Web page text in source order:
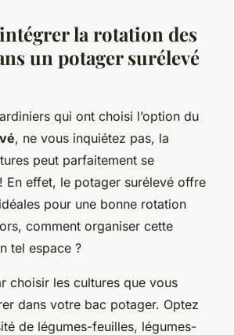
la rotation des
un potager surélevé
qui ont choisi l’option du
, ne vous inquiétez pas, la
peut parfaitement se
En effet, le potager surélevé offre
pour une bonne rotation
comment organiser cette
tel espace ?
choisir les cultures que vous
dans votre bac potager. Optez
de légumes-feuilles, légumes-